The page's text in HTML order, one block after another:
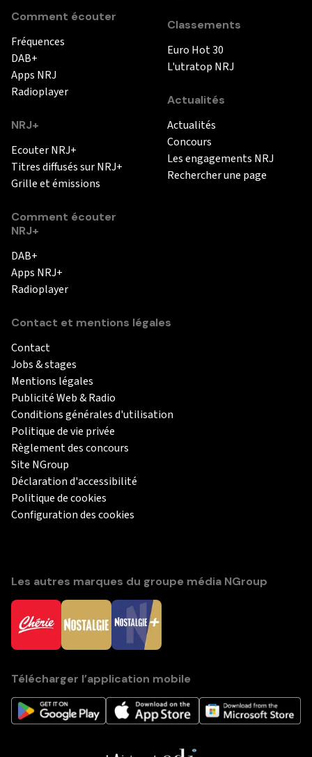
Comment écouter
Fréquences
DAB+
Apps NRJ
Radioplayer
NRJ+
Ecouter NRJ+
Titres diffusés sur NRJ+
Grille et émissions
Comment écouter
NRJ+
DAB+
Apps NRJ+
Radioplayer
Classements
Euro Hot 30
L'utratop NRJ
Actualités
Actualités
Concours
Les engagements NRJ
Rechercher une page
Contact et mentions légales
Contact
Jobs & stages
Mentions légales
Publicité Web & Radio
Conditions générales d'utilisation
Politique de vie privée
Règlement des concours
Site NGroup
Déclaration d'accessibilité
Politique de cookies
Configuration des cookies
Les autres marques du groupe média NGroup
Télécharger l’application mobile